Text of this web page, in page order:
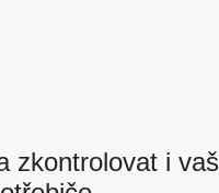
zkontrolovat i